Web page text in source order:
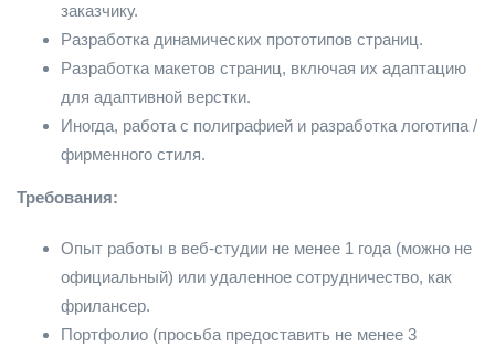
заказчику.
Разработка динамических прототипов страниц.
Разработка макетов страниц, включая их адаптацию
для адаптивной верстки.
Иногда, работа с полиграфией и разработка логотипа /
фирменного стиля.
Требования:
Опыт работы в веб-студии не менее 1 года (можно не
официальный) или удаленное сотрудничество, как
фрилансер.
Портфолио (просьба предоставить не менее 3